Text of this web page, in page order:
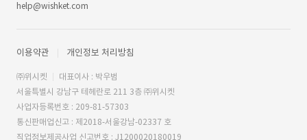
help@wishket.com
이용약관 개인정보 처리방침
㈜위시켓
대표이사 : 박우범
서울특별시 강남구 테헤란로 211 3층 ㈜위시켓
사업자등록번호 : 209-81-57303
통신판매업신고 : 제2018-서울강남-02337 호
직업정보제공사업 신고번호 : J1200020180019